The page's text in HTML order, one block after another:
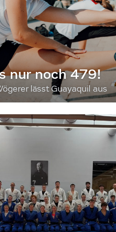
nur noch 479!
lässt Guayaquil aus